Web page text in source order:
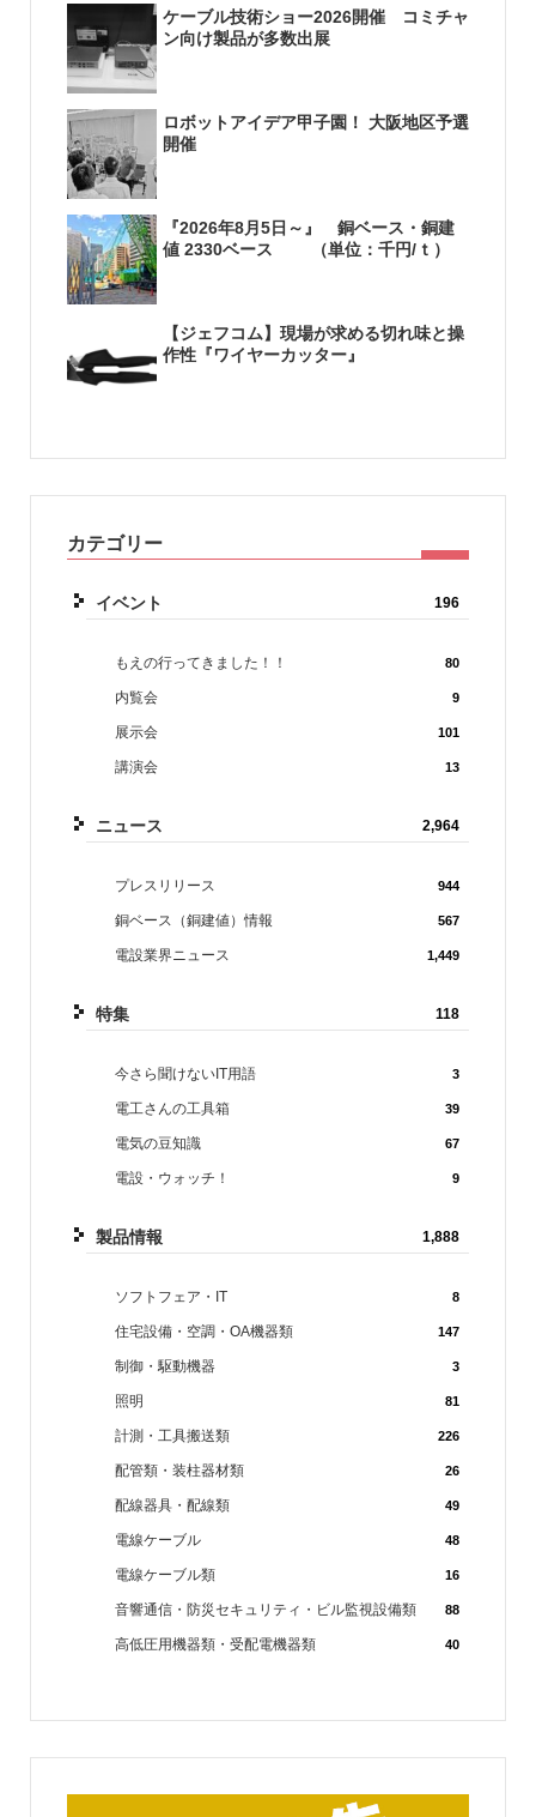
ケーブル技術ショー2026開催 コミチャ
ン向け製品が多数出展
ロボットアイデア甲子園！ 大阪地区予選
開催
『2026年8月5日～』 銅ベース・銅建
値 2330ベース （単位：千円/ｔ）
【ジェフコム】現場が求める切れ味と操
作性『ワイヤーカッター』
カテゴリー
イベント 196
もえの行ってきました！！ 80
内覧会 9
展示会 101
講演会 13
ニュース 2,964
プレスリリース 944
銅ベース（銅建値）情報 567
電設業界ニュース 1,449
特集 118
今さら聞けないIT用語 3
電工さんの工具箱 39
電気の豆知識 67
電設・ウォッチ！ 9
製品情報 1,888
ソフトフェア・IT 8
住宅設備・空調・OA機器類 147
制御・駆動機器 3
照明 81
計測・工具搬送類 226
配管類・装柱器材類 26
配線器具・配線類 49
電線ケーブル 48
電線ケーブル類 16
音響通信・防災セキュリティ・ビル監視設備類 88
高低圧用機器類・受配電機器類 40